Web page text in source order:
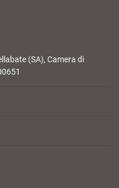
(SA), Camera di